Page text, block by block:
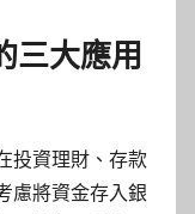
三大應用
投資理財、存款
慮將資金存入銀